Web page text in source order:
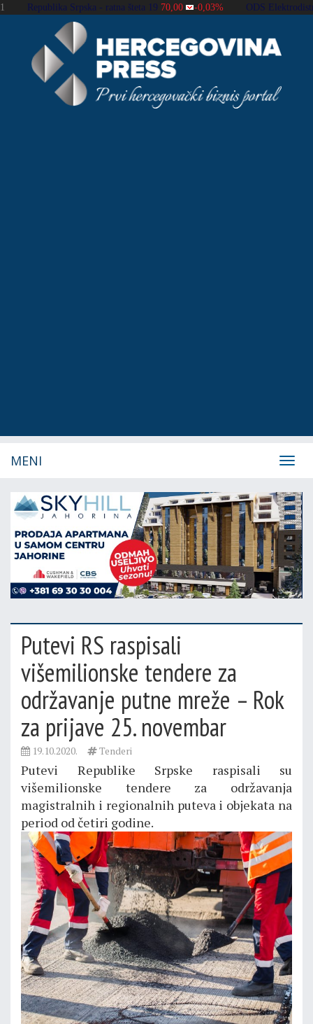
MENI
Putevi RS raspisali
višemilionske tendere za
održavanje putne mreže – Rok
za prijave 25. novembar
19.10.2020. Tenderi
Putevi Republike Srpske raspisali su
višemilionske tendere za održavanja
magistralnih i regionalnih puteva i objekata na
period od četiri godine.